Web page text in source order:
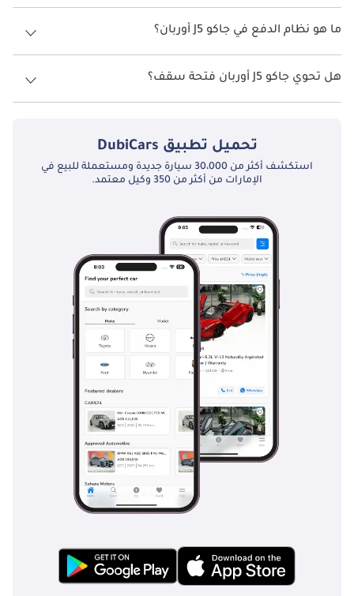
تتسع جاكو J5 أوربان لأ 5 أشخاص.
ما هو نظام الدفع في جاكو J5 أوربان؟
نظام الدفع في جاكو J5 Front Wheel Drive أوربان.
هل تحوي جاكو J5 أوربان فتحة سقف؟
نعم توفر جاكو J5 أوربان فتحة السقف كخيار.
تحميل تطبيق DubiCars
استكشف أكثر من 30،000 سيارة جديدة ومستعملة للبيع في
الإمارات من أكثر من 350 وكيل معتمد.